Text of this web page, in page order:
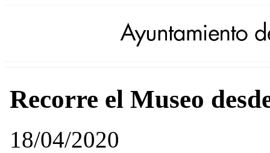
Recorre el Museo
18/04/2020